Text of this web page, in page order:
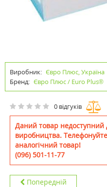
Виробник: Євро Плюс, Україна
Бренд: Євро Плюс / Euro Plus®
0 відгуків
Даний товар недоступний
виробництва.
аналогічний товар!
(096) 501-11-77
Попередній